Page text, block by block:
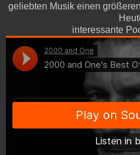
geliebten Musik einen
interessante